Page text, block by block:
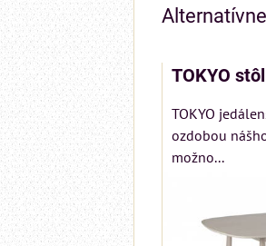
TOKYO
TOKYO
ozdobou
možno...